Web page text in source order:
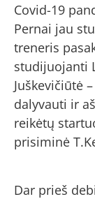
Covid-19
Pernai jau
treneris
studijuojanti
Juškevičiūtė
dalyvauti ir
reikėtų
prisiminė
Dar prieš